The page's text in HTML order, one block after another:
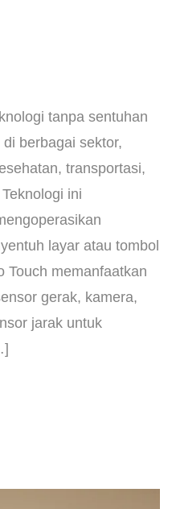
tanpa sentuhan
berbagai sektor,
transportasi,
ini
layar atau tombol
Touch memanfaatkan
gerak, kamera,
jarak untuk